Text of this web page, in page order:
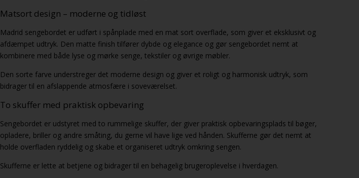
Matsort design – moderne og tidløst
Madrid sengebordet er udført i spånplade med en mat sort overflade, som giver et eksklusivt og
afdæmpet udtryk. Den matte finish tilfører dybde og elegance og gør sengebordet nemt at
kombinere med både lyse og mørke senge, tekstiler og øvrige møbler.
Den sorte farve understreger det moderne design og giver et roligt og harmonisk udtryk, som
bidrager til en afslappende atmosfære i soveværelset.
To skuffer med praktisk opbevaring
Sengebordet er udstyret med to rummelige skuffer, der giver praktisk opbevaringsplads til bøger,
opladere, briller og andre småting, du gerne vil have lige ved hånden. Skufferne gør det nemt at
holde overfladen ryddelig og skabe et organiseret udtryk omkring sengen.
Skufferne er lette at betjene og bidrager til en behagelig brugeroplevelse i hverdagen.